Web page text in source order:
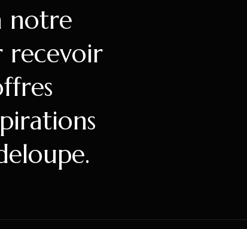
notre
recevoir